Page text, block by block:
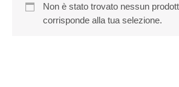
Non è stato trovato nessun
corrisponde alla tua selezione.